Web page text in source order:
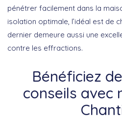
pénétrer facilement dans la
isolation optimale, l’idéal est de
dernier demeure aussi une
contre les effractions.
Bénéficiez
conseils avec